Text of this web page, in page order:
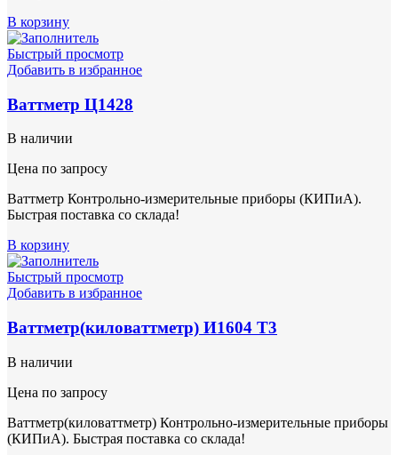
В корзину
Быстрый просмотр
Добавить в избранное
Ваттметр Ц1428
В наличии
Цена по запросу
Ваттметр Контрольно-измерительные приборы (КИПиА).
Быстрая поставка со склада!
В корзину
Быстрый просмотр
Добавить в избранное
Ваттметр(киловаттметр) И1604 Т3
В наличии
Цена по запросу
Ваттметр(киловаттметр) Контрольно-измерительные приборы
(КИПиА). Быстрая поставка со склада!